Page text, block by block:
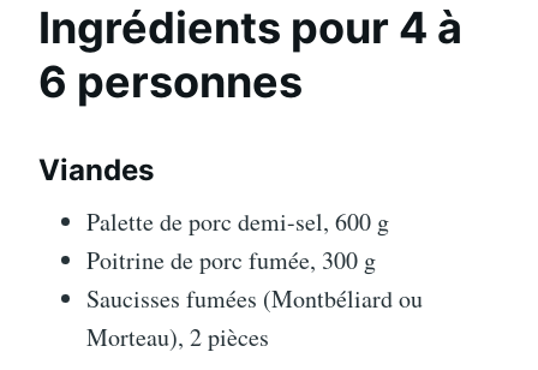
Ingrédients pour 4 à
6 personnes
Viandes
Palette de porc demi-sel, 600 g
Poitrine de porc fumée, 300 g
Saucisses fumées (Montbéliard ou
Morteau), 2 pièces